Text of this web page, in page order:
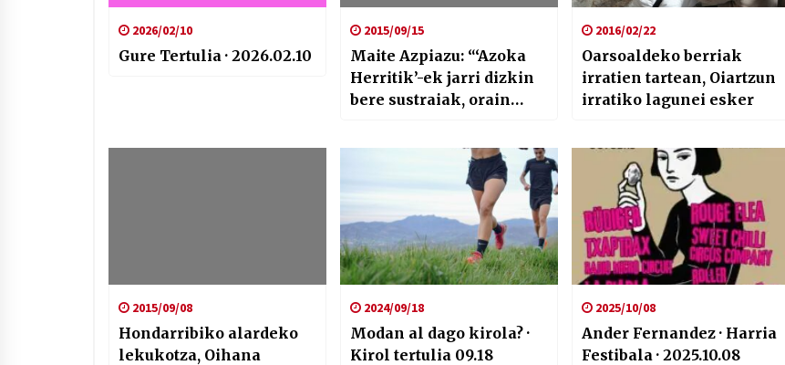
2026/02/10
Gure Tertulia · 2026.02.10
2015/09/15
Maite Azpiazu: “‘Azoka
Herritik’-ek jarri dizkin
bere sustraiak, orain
behar dinagu”
2016/02/22
Oarsoaldeko berriak
irratien tartean, Oiartzun
irratiko lagunei esker
2015/09/08
Hondarribiko alardeko
lekukotza, Oihana
2024/09/18
Modan al dago kirola? ·
Kirol tertulia 09.18
2025/10/08
Ander Fernandez · Harria
Festibala · 2025.10.08